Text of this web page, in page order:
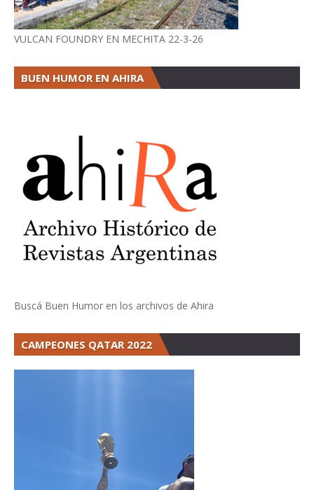
VULCAN FOUNDRY EN MECHITA 22-3-26
BUEN HUMOR EN AHIRA
Buscá Buen Humor en los archivos de Ahira
CAMPEONES QATAR 2022